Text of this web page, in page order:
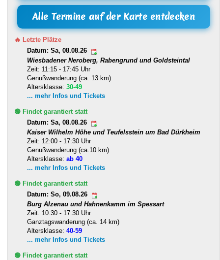
Alle Termine auf der Karte entdecken
🔥 Letzte Plätze
Datum: Sa, 08.08.26
Wiesbadener Neroberg, Rabengrund und Goldsteintal
Zeit: 11:15 - 17:45 Uhr
Genußwanderung (ca. 13 km)
Altersklasse: 30-49
... mehr Infos und Tickets
🟢 Findet garantiert statt
Datum: Sa, 08.08.26
Kaiser Wilhelm Höhe und Teufelsstein um Bad Dürkheim
Zeit: 12:00 - 17:30 Uhr
Genußwanderung (ca.10 km)
Altersklasse: ab 40
... mehr Infos und Tickets
🟢 Findet garantiert statt
Datum: So, 09.08.26
Burg Alzenau und Hahnenkamm im Spessart
Zeit: 10:30 - 17:30 Uhr
Ganztagswanderung (ca. 14 km)
Altersklasse: 40-59
... mehr Infos und Tickets
🟢 Findet garantiert statt